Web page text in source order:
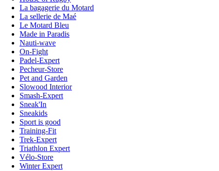
La bagagerie du Motard
La sellerie de Maé
Le Motard Bleu
Made in Paradis
Nauti-wave
On-Fight
Padel-Expert
Pecheur-Store
Pet and Garden
Slowood Interior
Smash-Expert
Sneak'In
Sneakids
Sport is good
Training-Fit
Trek-Expert
Triathlon Expert
Vélo-Store
Winter Expert